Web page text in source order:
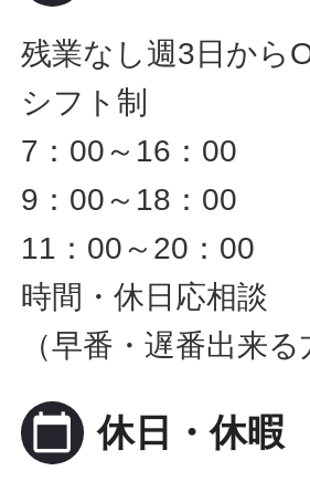
残業なし週3日から
シフト制
7：00～16：00
9：00～18：00
11：00～20：00
時間・休日応相談
（早番・遅番出来る
calendar_today 休日・休暇